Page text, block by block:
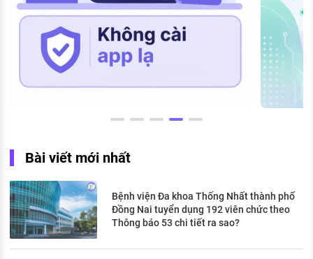
Bài viết mới nhất
Bệnh viện Đa khoa Thống Nhất thành phố
Đồng Nai tuyển dụng 192 viên chức theo
Thông báo 53 chi tiết ra sao?